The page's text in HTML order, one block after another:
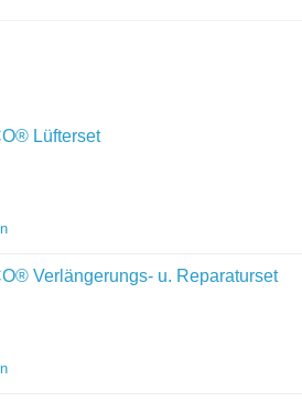
Lüfterset
Verlängerungs- u. Reparaturset